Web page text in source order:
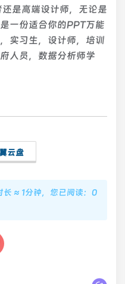
是高端设计师，无论是
一份适合你的PPT万能
实习生，设计师，培训
人员，数据分析师学
云盘
长 ≈ 1分钟，您已阅读：0